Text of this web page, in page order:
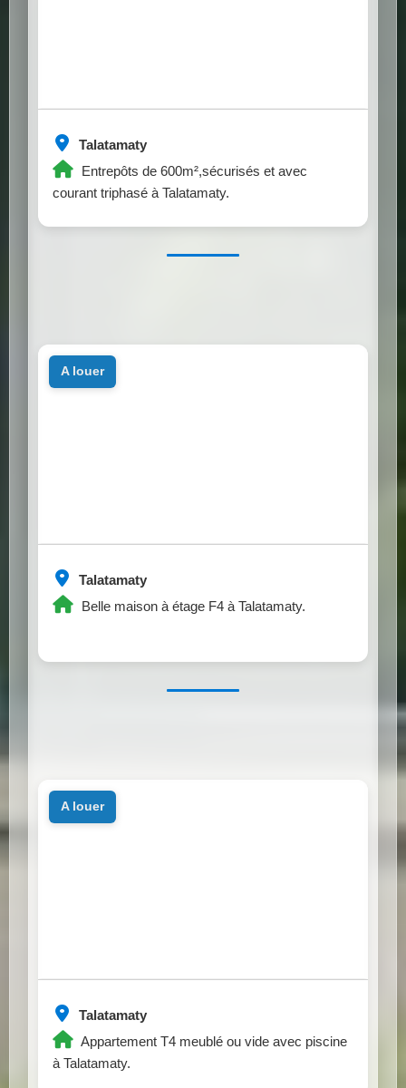
Talatamaty
Entrepôts de 600m²,sécurisés et avec
courant triphasé à Talatamaty.
Talatamaty
Belle maison à étage F4 à Talatamaty.
a louer
Talatamaty
Appartement T4 meublé ou vide avec piscine
à Talatamaty.
a louer